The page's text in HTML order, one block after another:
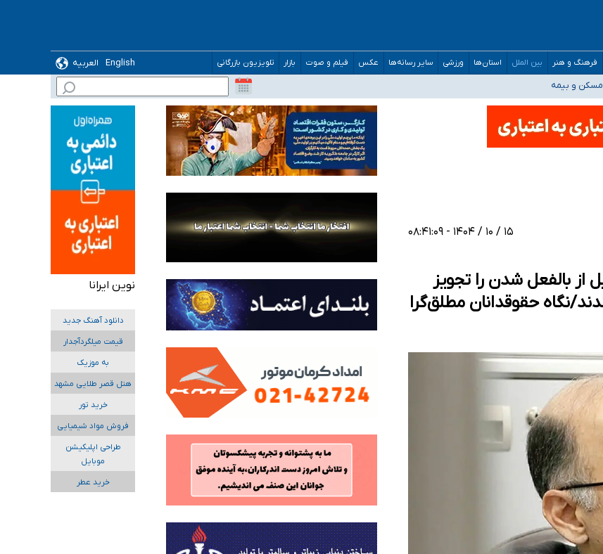
فرهنگ و هنر بین الملل استان‌ها ورزشی سایر رسانه‌ها عکس فیلم و صوت بازار تلویزیون بازرگانی English
العربیه
و دکترای تخصصی جغرافیای نظامی دافوس آجا
مسکن و بیمه
خوزستان و کرمان بالاتر از آستانه هشدار
خواستیم ورود کند
کشور/ درباره محصلان باقی‌مانده در دبی متناسب با شرایط جدید تصمیم‌گیری می‌شود
۱۵ / ۱۰ / ۱۴۰۴ - ۰۸:۴۱:۰۹
از بالفعل شدن را تجویز
نگاه حقوقدانان مطلق‌گرا
نوین ایرانا
دانلود آهنگ جدید
قیمت میلگردآجدار
به موزیک
هتل قصر طلایی مشهد
خرید تور
فروش مواد شیمیایی
طراحی اپلیکیشن
موبایل
خرید عطر